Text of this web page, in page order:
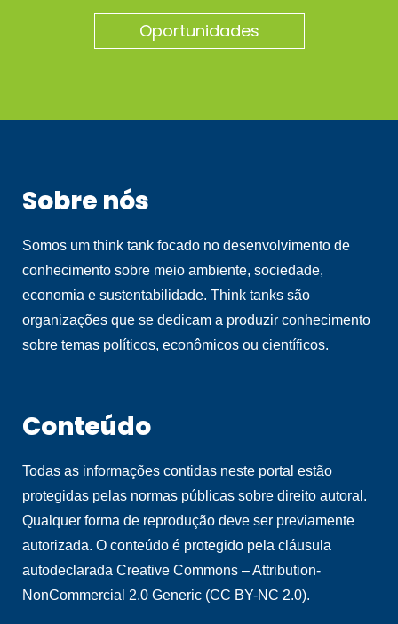
Oportunidades
Sobre nós
Somos um think tank focado no desenvolvimento de
conhecimento sobre meio ambiente, sociedade,
economia e sustentabilidade. Think tanks são
organizações que se dedicam a produzir conhecimento
sobre temas políticos, econômicos ou científicos.
Conteúdo
Todas as informações contidas neste portal estão
protegidas pelas normas públicas sobre direito autoral.
Qualquer forma de reprodução deve ser previamente
autorizada. O conteúdo é protegido pela cláusula
autodeclarada Creative Commons – Attribution-
NonCommercial 2.0 Generic (CC BY-NC 2.0).